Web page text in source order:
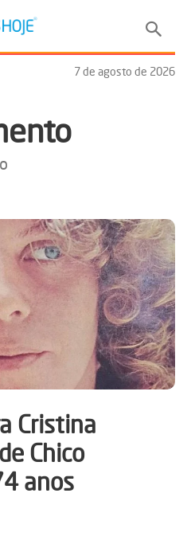
7 de agosto de 2026
Cristina
Chico
anos